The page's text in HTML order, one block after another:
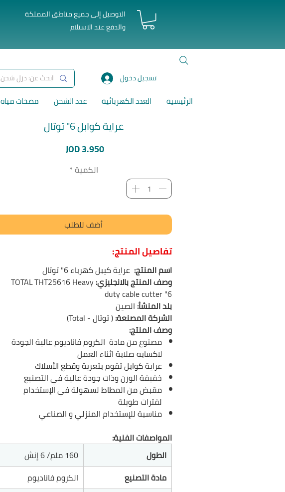
التوصيل إلى جميع مناطق المملكة
والدفع عند الاستلام
تسجيل دخول
الرئيسية العدد الكهربائية عدد الشحن مضخات مياه
عراية كوابل 6" توتال
JOD 3.950السعر
الكمية*
أضف للطلب
تفاصيل المنتج:
اسم المنتج: عراية كيبل كهرباء 6" توتال
وصف المنتج بالانجليزي:
TOTALTHT25616 Heavy
duty cable cutter "6
بلد المنشأ: الصين
الشركة المصنعة:( توتال - Total)
وصف المنتج:
مصنوع من مادة الكروم فاناديومعالية الجودة
لاكسابه صلابة اثناء العمل
عراية كوابل تقوم بتعرية وقطع الأسلاك
خفيفة الوزن وذات جودة عالية في التصنيع
مقبض من المطاط لسهولة في الإستخدام
لفترات طويلة
مناسبة للإستخدام المنزلي و الصناعي
المواصفات الفنية:
الطول
160 ملم/ 6 إنش
مادة التصنيع
الكروم فاناديوم